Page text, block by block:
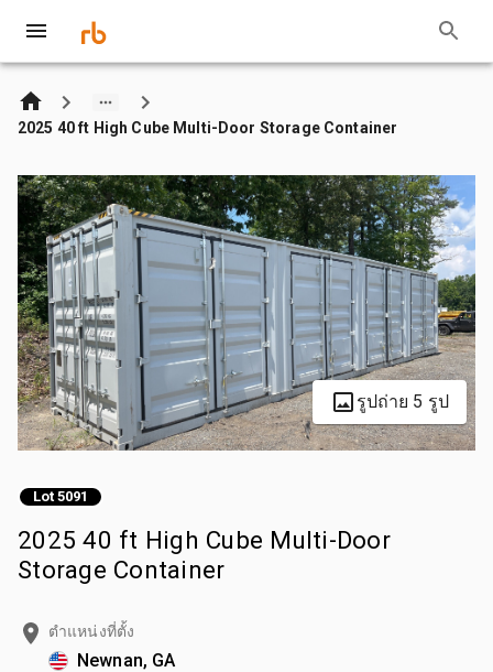
2025 40 ft High Cube Multi-Door Storage Container
รูปถ่าย 5 รูป
Lot 5091
2025 40 ft High Cube Multi-Door
Storage Container
ตำแหน่งที่ตั้ง
Newnan, GA